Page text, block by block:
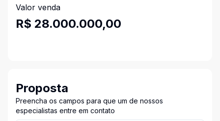
Valor venda
R$ 28.000.000,00
Proposta
Preencha os campos para que um de nossos
especialistas entre em contato